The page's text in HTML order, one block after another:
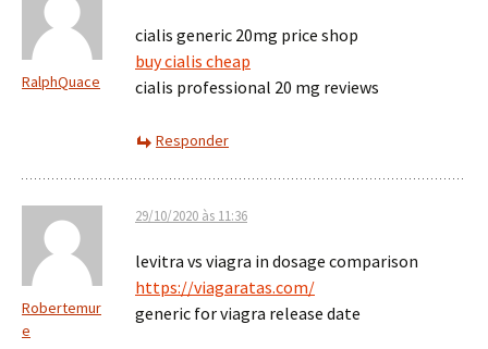
RalphQuace
cialis generic 20mg price shop
buy cialis cheap
cialis professional 20 mg reviews
Responder
Robertemur
e
29/10/2020 às 11:36
levitra vs viagra in dosage comparison
https://viagaratas.com/
generic for viagra release date